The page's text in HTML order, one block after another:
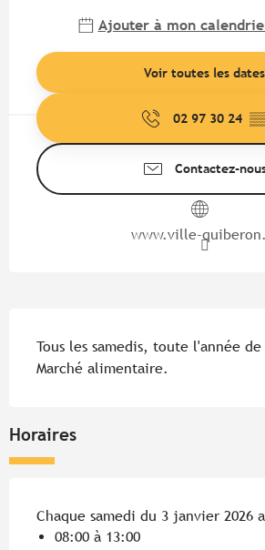
Ajouter à mon
Voir toutes les dates
02 97 30 24
Contactez-
www.ville-
Tous les samedis, toute l'année de
Marché alimentaire.
Horaires
Chaque samedi du 3 janvier 2026
08:00 à 13:00